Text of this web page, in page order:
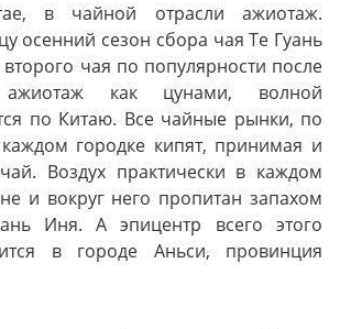
в чайной отрасли ажиотаж.
осенний сезон сбора чая Те Гуань
чая по популярности после
как цунами, волной
по Китаю. Все чайные рынки, по
городке кипят, принимая и
Воздух практически в каждом
и вокруг него пропитан запахом
Иня. А эпицентр всего этого
в городе Аньси, провинция